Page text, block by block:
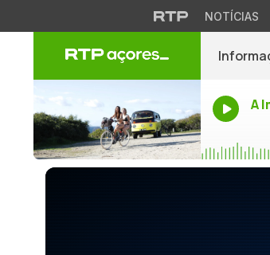
NOTÍCIAS
A